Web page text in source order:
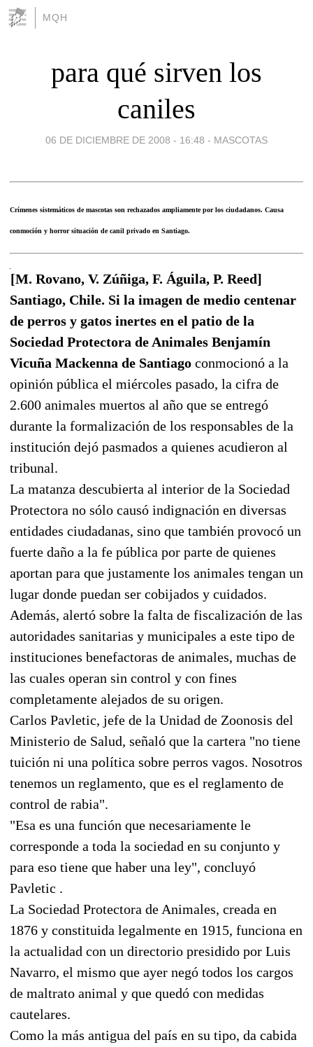
MQH
para qué sirven los
caniles
06 DE DICIEMBRE DE 2008 - 16:48 - MASCOTAS
Crímenes sistemáticos de mascotas son rechazados ampliamente por los ciudadanos. Causa
conmoción y horror situación de canil privado en Santiago.
[M. Rovano, V. Zúñiga, F. Águila, P. Reed]
Santiago, Chile. Si la imagen de medio centenar
de perros y gatos inertes en el patio de la
Sociedad Protectora de Animales Benjamín
Vicuña Mackenna de Santiago conmocionó a la
opinión pública el miércoles pasado, la cifra de
2.600 animales muertos al año que se entregó
durante la formalización de los responsables de la
institución dejó pasmados a quienes acudieron al
tribunal.
La matanza descubierta al interior de la Sociedad
Protectora no sólo causó indignación en diversas
entidades ciudadanas, sino que también provocó un
fuerte daño a la fe pública por parte de quienes
aportan para que justamente los animales tengan un
lugar donde puedan ser cobijados y cuidados.
Además, alertó sobre la falta de fiscalización de las
autoridades sanitarias y municipales a este tipo de
instituciones benefactoras de animales, muchas de
las cuales operan sin control y con fines
completamente alejados de su origen.
Carlos Pavletic, jefe de la Unidad de Zoonosis del
Ministerio de Salud, señaló que la cartera "no tiene
tuición ni una política sobre perros vagos. Nosotros
tenemos un reglamento, que es el reglamento de
control de rabia".
"Esa es una función que necesariamente le
corresponde a toda la sociedad en su conjunto y
para eso tiene que haber una ley", concluyó
Pavletic .
La Sociedad Protectora de Animales, creada en
1876 y constituida legalmente en 1915, funciona en
la actualidad con un directorio presidido por Luis
Navarro, el mismo que ayer negó todos los cargos
de maltrato animal y que quedó con medidas
cautelares.
Como la más antigua del país en su tipo, da cabida